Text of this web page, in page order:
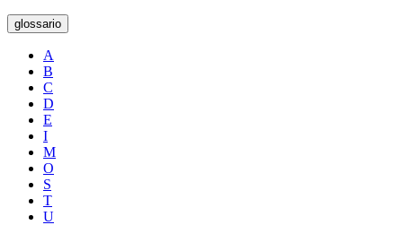
glossario
A
B
C
D
E
I
M
O
S
T
U